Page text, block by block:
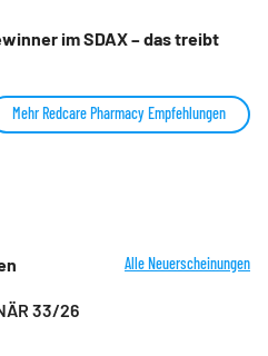
im SDAX – das treibt
Mehr Redcare Pharmacy Empfehlungen
Alle Neuerscheinungen
33/26